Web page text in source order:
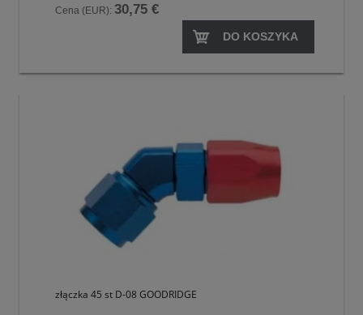
Cena (EUR): 30,75 €
DO KOSZYKA
złączka 45 st D-08 GOODRIDGE